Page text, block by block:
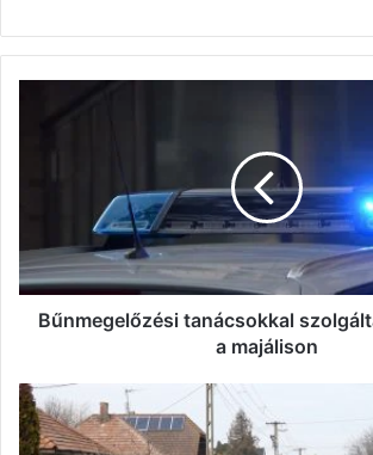
Bűnmegelőzési tanácsokkal
a majálison
Elkészült
a
járdafelújítás